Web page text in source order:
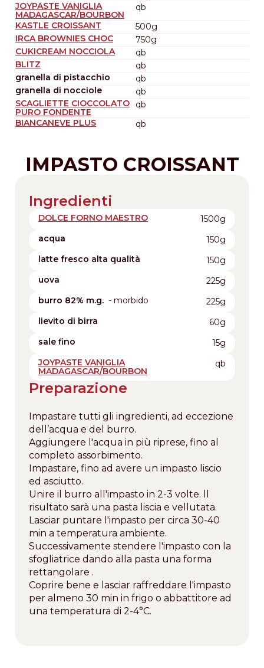
JOYPASTE VANIGLIA
MADAGASCAR/BOURBON
qb
KASTLE CROISSANT
500g
IRCA BROWNIES CHOC
750g
CUKICREAM NOCCIOLA
qb
BLITZ
qb
granella di pistacchio
qb
granella di nocciole
qb
SCAGLIETTE CIOCCOLATO
PURO FONDENTE
qb
BIANCANEVE PLUS
qb
IMPASTO CROISSANT
Ingredienti
DOLCE FORNO MAESTRO
1500g
acqua
150g
latte fresco alta qualità
150g
uova
225g
burro 82% m.g. - morbido
225g
lievito di birra
60g
sale fino
15g
JOYPASTE VANIGLIA
MADAGASCAR/BOURBON
qb
Preparazione
Impastare tutti gli ingredienti, ad eccezione
dell’acqua e del burro.
Aggiungere l'acqua in più riprese, fino al
completo assorbimento.
Impastare, fino ad avere un impasto liscio
ed asciutto.
Unire il burro all'impasto in 2-3 volte. ll
risultato sarà una pasta liscia e vellutata.
Lasciar puntare l'impasto per circa 30-40
min a temperatura ambiente.
Successivamente stendere l'impasto con la
sfogliatrice dando alla pasta una forma
rettangolare .
Coprire bene e lasciar raffreddare l'impasto
per almeno 30 min in frigo o abbattitore ad
una temperatura di 2-4°C.